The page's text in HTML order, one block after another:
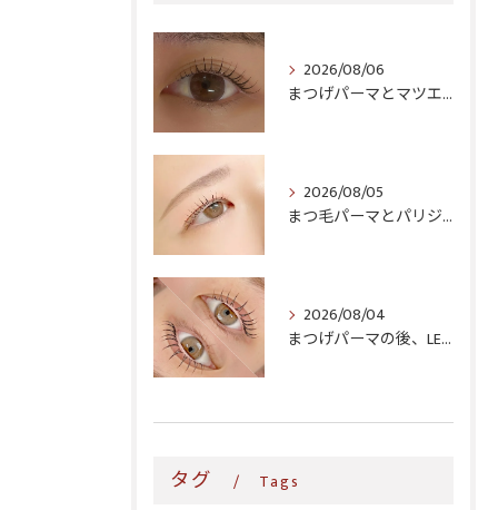
2026/08/06
まつげパーマとマツエク、生活導線に合うのはどっち?時短・継続コストで比較
2026/08/05
まつ毛パーマとパリジェンヌ、どっちがいい?仕上がり・料金・ダメージ感を徹底比較
2026/08/04
まつげパーマの後、LEDマツエクはいつからできる?1週間〜3か月の目安を徹底解説
タグ Tags